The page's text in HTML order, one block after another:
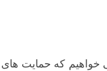
خواهیم که حمایت